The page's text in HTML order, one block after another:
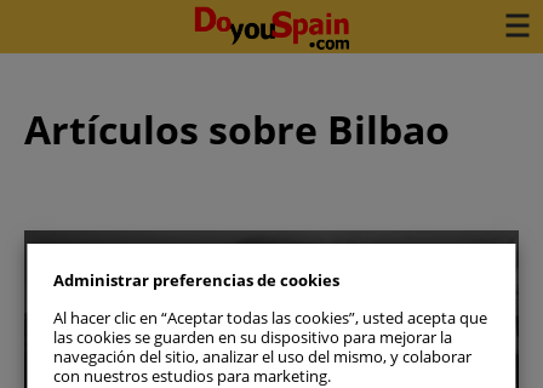
Artículos sobre Bilbao
Reserva tu coche en 3 minutos
Administrar preferencias de cookies
Al hacer clic en “Aceptar todas las cookies”, usted acepta que
las cookies se guarden en su dispositivo para mejorar la
navegación del sitio, analizar el uso del mismo, y colaborar
con nuestros estudios para marketing.